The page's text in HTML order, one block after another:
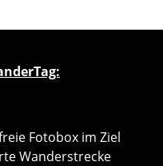
Fotobox im Ziel
Wanderstrecke